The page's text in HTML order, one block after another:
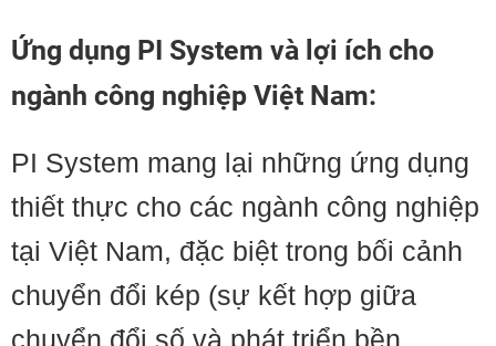
Ứng dụng PI System và lợi ích cho
ngành công nghiệp Việt Nam:
PI System mang lại những ứng dụng
thiết thực cho các ngành công nghiệp
tại Việt Nam, đặc biệt trong bối cảnh
chuyển đổi kép (sự kết hợp giữa
chuyển đổi số và phát triển bền